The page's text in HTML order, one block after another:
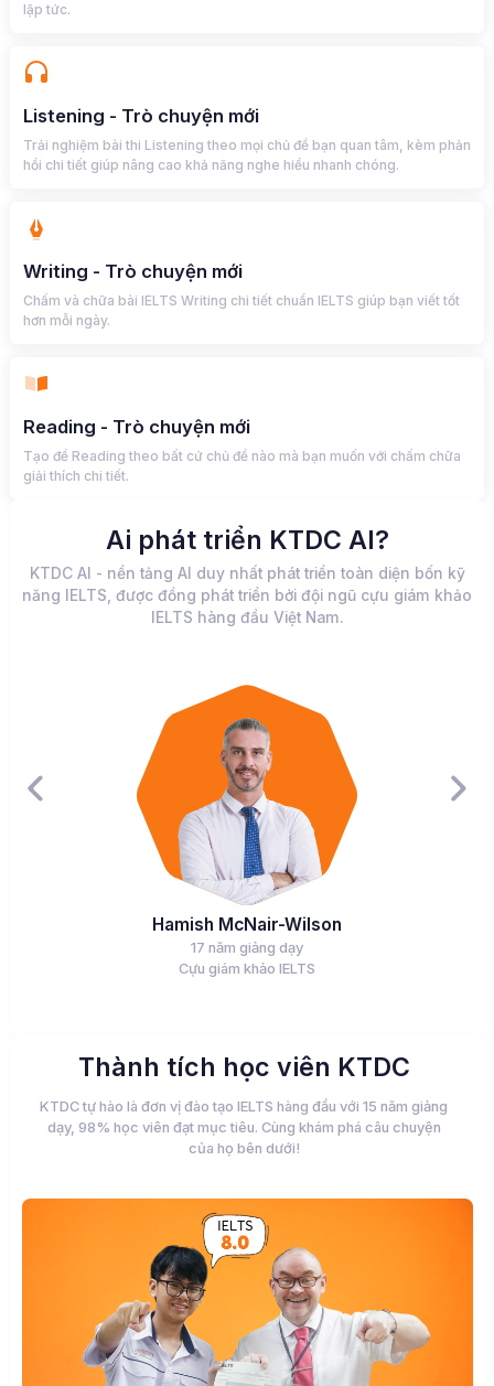
lập tức.
Listening - Trò chuyện mới
Trải nghiệm bài thi Listening theo mọi chủ đề bạn quan tâm, kèm phản
hồi chi tiết giúp nâng cao khả năng nghe hiểu nhanh chóng.
Writing - Trò chuyện mới
Chấm và chữa bài IELTS Writing chi tiết chuẩn IELTS giúp bạn viết tốt
hơn mỗi ngày.
Reading - Trò chuyện mới
Tạo đề Reading theo bất cứ chủ đề nào mà bạn muốn với chấm chữa
giải thích chi tiết.
Ai phát triển KTDC AI?
KTDC AI - nền tảng AI duy nhất phát triển toàn diện bốn kỹ
năng IELTS, được đồng phát triển bởi đội ngũ cựu giám khảo
IELTS hàng đầu Việt Nam.
Hamish McNair-Wilson
17 năm giảng dạy
Cựu giám khảo IELTS
Thành tích học viên KTDC
KTDC tự hào là đơn vị đào tạo IELTS hàng đầu với 15 năm giảng
dạy, 98% học viên đạt mục tiêu. Cùng khám phá câu chuyện
của họ bên dưới!